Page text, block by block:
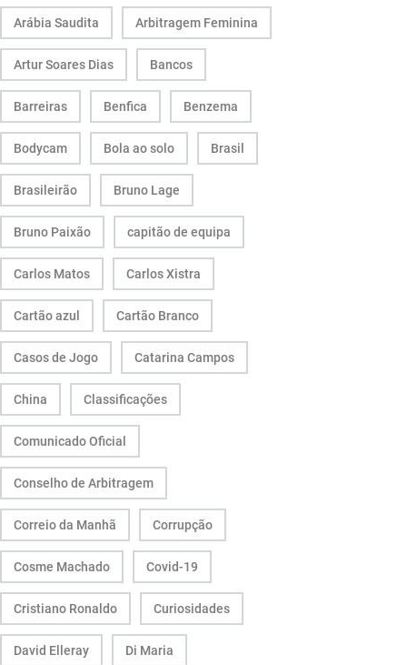
Arábia Saudita Arbitragem Feminina
Artur Soares Dias Bancos
Barreiras Benfica Benzema
Bodycam Bola ao solo Brasil
Brasileirão Bruno Lage
Bruno Paixão capitão de equipa
Carlos Matos Carlos Xistra
Cartão azul Cartão Branco
Casos de Jogo Catarina Campos
China Classificações
Comunicado Oficial
Conselho de Arbitragem
Correio da Manhã Corrupção
Cosme Machado Covid-19
Cristiano Ronaldo Curiosidades
David Elleray Di Maria